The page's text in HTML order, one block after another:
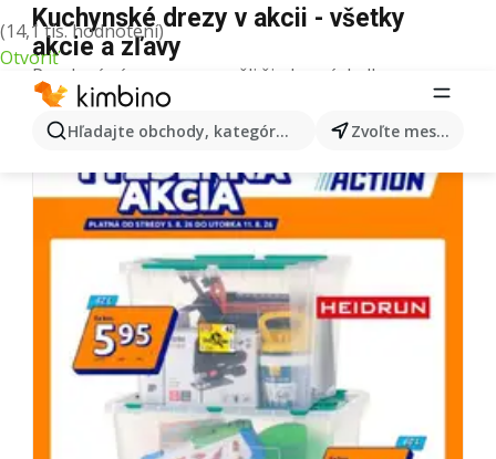
(14,1 tis. hodnotení)
Otvoriť
Hľadajte obchody, kategórie, produkty... Zvoľte mesto
Kuchynské drezy v akcii - všetky
akcie a zľavy
Pre daný výraz sme nenašli žiadne výsledky.
Ďalšie letáky z kategórie